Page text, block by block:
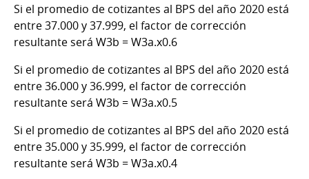
Si el promedio de cotizantes al BPS del año 2020 está
entre 37.000 y 37.999, el factor de corrección
resultante será W3b = W3a.x0.6
Si el promedio de cotizantes al BPS del año 2020 está
entre 36.000 y 36.999, el factor de corrección
resultante será W3b = W3a.x0.5
Si el promedio de cotizantes al BPS del año 2020 está
entre 35.000 y 35.999, el factor de corrección
resultante será W3b = W3a.x0.4